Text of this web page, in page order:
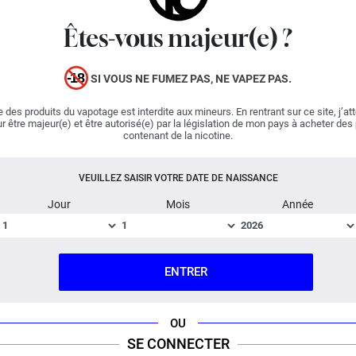
Êtes-vous majeur(e) ?
SI VOUS NE FUMEZ PAS, NE VAPEZ PAS.
des produits du vapotage est interdite aux mineurs. En rentrant sur ce site,
être majeur(e) et être autorisé(e) par la législation de mon pays à acheter des
contenant de la nicotine.
VEUILLEZ SAISIR VOTRE DATE DE NAISSANCE
Jour Mois Année
ENTRER
OU
SE CONNECTER
liquide Rêve Bleu, le créateur nous invite à découvrir une
concoction percutante composée deframboisesbleues
et de baies noires. Ces ingrédients libèrent un jus qui
oscille entre acidité et sucrosité. Accompagnée par une
fraîcheur délicate, la recette de Petit Nuage est un
incontournable de la vape !
Fabriqué en France ; Dosage PG/VG : 50% / 50%.
FICHE TECHNIQUE QUESTION / RÉPONSE